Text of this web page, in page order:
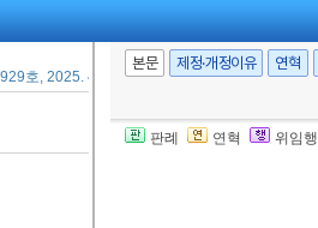
호, 2025. 4. 22., 타법개정]
본문 제정·개정이유 연혁
판례 연혁 위임
제13조(사후조
② 시장ㆍ군수